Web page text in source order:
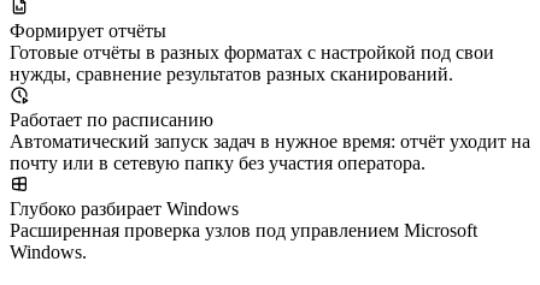
Формирует отчёты
Готовые отчёты в разных форматах с настройкой под свои
нужды, сравнение результатов разных сканирований.
Работает по расписанию
Автоматический запуск задач в нужное время: отчёт уходит на
почту или в сетевую папку без участия оператора.
Глубоко разбирает Windows
Расширенная проверка узлов под управлением Microsoft
Windows.